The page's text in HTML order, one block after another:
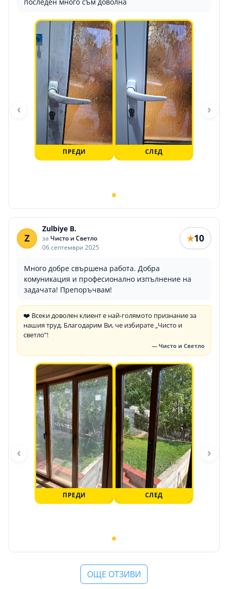
ПРЕДИ СЛЕД
‹ ›
Z
Zulbiye B.
за Чисто и Светло
06 септември 2025
★10
Много добре свършена работа. Добра
комуникация и професионално изпълнение на
задачата! Препоръчвам!
❤️ Всеки доволен клиент е най-голямото признание за
нашия труд. Благодарим Ви, че избирате „Чисто и
светло“!
— Чисто и Светло
ПРЕДИ СЛЕД
‹ ›
ОЩЕ ОТЗИВИ